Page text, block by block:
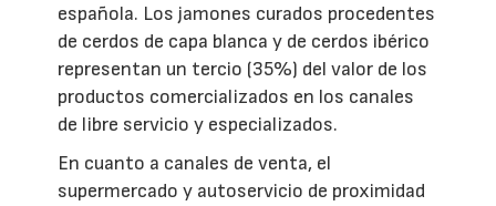
española. Los jamones curados procedentes
de cerdos de capa blanca y de cerdos ibérico
representan un tercio (35%) del valor de los
productos comercializados en los canales
de libre servicio y especializados.
En cuanto a canales de venta, el
supermercado y autoservicio de proximidad